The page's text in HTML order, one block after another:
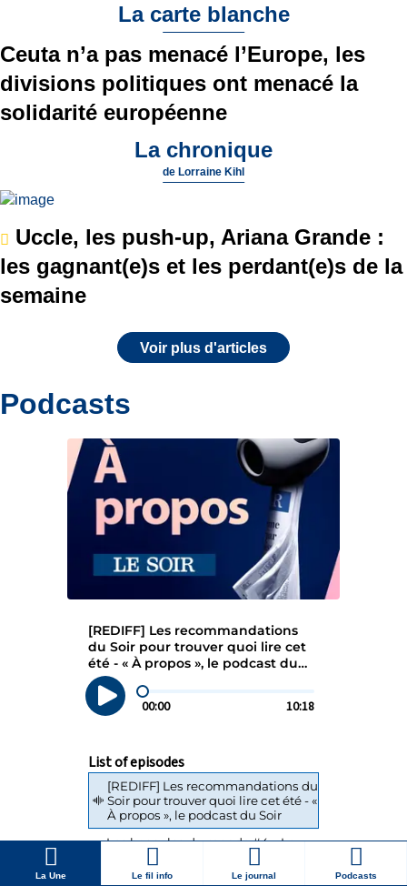
La Une Le fil info Le journal Podcasts
La carte blanche
Ceuta n’a pas menacé l’Europe, les
divisions politiques ont menacé la
solidarité européenne
La chronique
de Lorraine Kihl
Uccle, les push-up, Ariana Grande :
les gagnant(e)s et les perdant(e)s de la
semaine
Voir plus d'articles
Podcasts